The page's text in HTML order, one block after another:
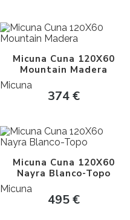
Micuna Cuna 120X60
Mountain Madera
Micuna
374€
Micuna Cuna 120X60
Nayra Blanco-Topo
Micuna
495€